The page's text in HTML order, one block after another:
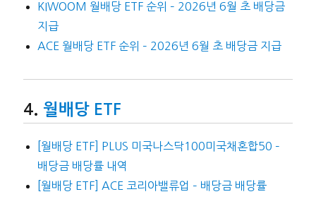
KIWOOM 월배당 ETF 순위 – 2026년 6월 초 배당금
지급
ACE 월배당 ETF 순위 – 2026년 6월 초 배당금 지급
월배당 ETF
[월배당 ETF] PLUS 미국나스닥100미국채혼합50 –
배당금 배당률 내역
[월배당 ETF] ACE 코리아밸류업 – 배당금 배당률